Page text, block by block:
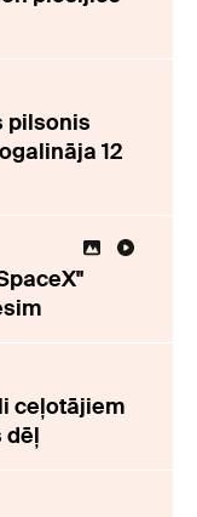
pilsonis
12
ceļotājiem
dēļ